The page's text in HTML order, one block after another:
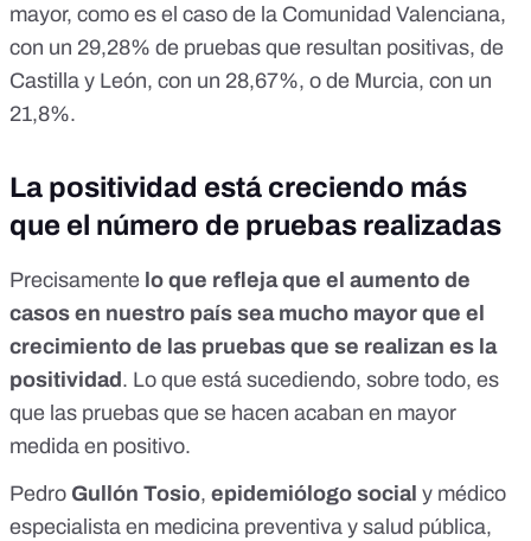
mayor, como es el caso de la Comunidad Valenciana,
con un 29,28% de pruebas que resultan positivas, de
Castilla y León, con un 28,67%, o de Murcia, con un
21,8%.
La positividad está creciendo más
que el número de pruebas realizadas
Precisamente lo que refleja que el aumento de
casos en nuestro país sea mucho mayor que el
crecimiento de las pruebas que se realizan es la
positividad . Lo que está sucediendo, sobre todo, es
que las pruebas que se hacen acaban en mayor
medida en positivo.
Pedro Gullón Tosio, epidemiólogo social y médico
especialista en medicina preventiva y salud pública,